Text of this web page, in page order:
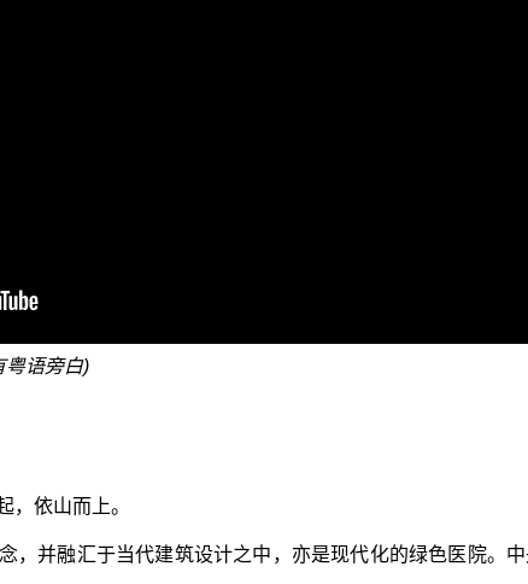
粤语旁白)
，依山而上。
，并融汇于当代建筑设计之中，亦是现代化的绿色医院。